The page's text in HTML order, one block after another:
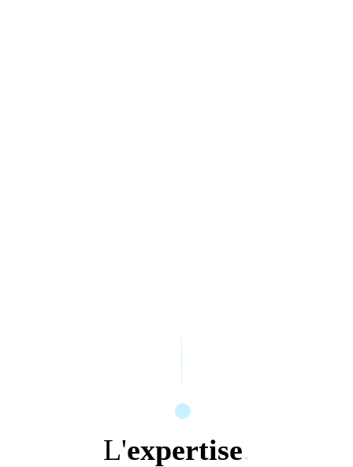
L'expertise.